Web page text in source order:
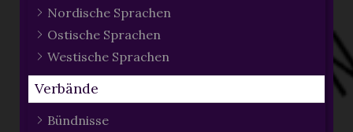
Nordische Sprachen
Ostische Sprachen
Westische Sprachen
Verbände
Bündnisse